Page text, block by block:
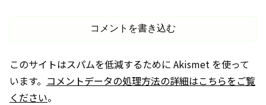
コメントを書き込む
このサイトはスパムを低減するために Akismet を使って
います。 コメントデータの処理方法の詳細はこちらをご覧
ください。